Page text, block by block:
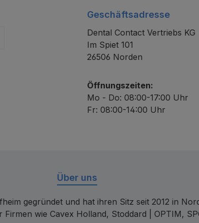
Geschäftsadresse
Dental Contact Vertriebs KG
Im Spiet 101
26506 Norden
Öffnungszeiten:
Mo - Do: 08:00-17:00 Uhr
Fr: 08:00-14:00 Uhr
Über uns
gegründet und hat ihren Sitz seit 2012 in
wie Cavex Holland, Stoddard | OPTIM,